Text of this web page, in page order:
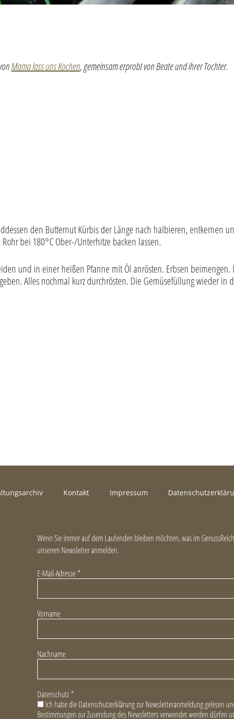
Mama lass uns Kochen, gemeinsam erprobt von Beate und ihrer Tochter.
den Butternut Kürbis der Länge nach halbieren, entkernen
bei 180°C Ober-/Unterhitze backen lassen.
und in einer heißen Pfanne mit Öl anrösten. Erbsen beimengen.
Alles nochmal kurz durchrösten. Die Gemüsefüllung wieder
Kontakt Impressum
Wenn Sie immer auf dem Laufenden bleiben möchten, was im
unserem Newsletter anmelden.
E-Mail-Adresse *
Vorname
Nachname
Datenschutz *
Ich habe die Datenschutzerklärung zur Newsletteranmeldung gelesen
Bestimmungen zur Zusendung des Newsletters verwendet werden dürfen